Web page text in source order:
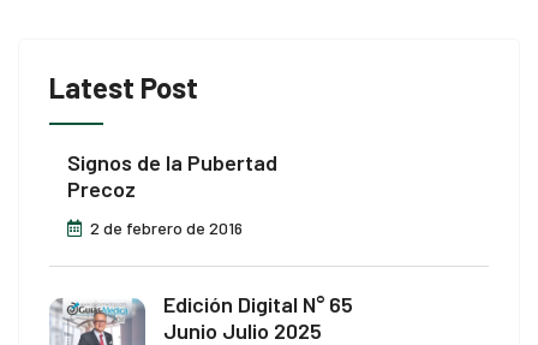
Latest Post
Signos de la Pubertad
Precoz
2 de febrero de 2016
Edición Digital N° 65
Junio Julio 2025